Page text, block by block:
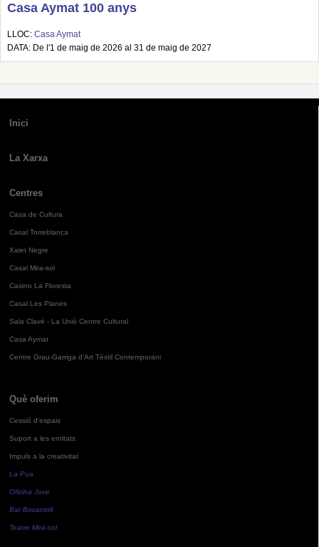
Casa Aymat 100 anys
LLOC: Casa Aymat
DATA: De l'1 de maig de 2026 al 31 de maig de 2027
Inici
La Xarxa
Centres
Casa de Cultura
Casal Torreblanca
Xalet Negre
Casal Mira-sol
Casino La Floresta
Casal Les Planes
Sala Clavé - La Unió Centre Cultural
Casa Aymat
Centre Grau-Garriga d'Art Tèxtil Contemporani
Què oferim
Cessió d'espais
Suport a les entitats
Impuls a la creativitat
La Pua
Oficina Jove
Bar Bocamoll
Teatre Mira-sol